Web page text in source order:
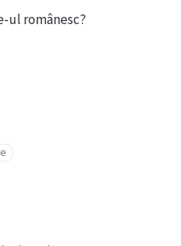
ul românesc?